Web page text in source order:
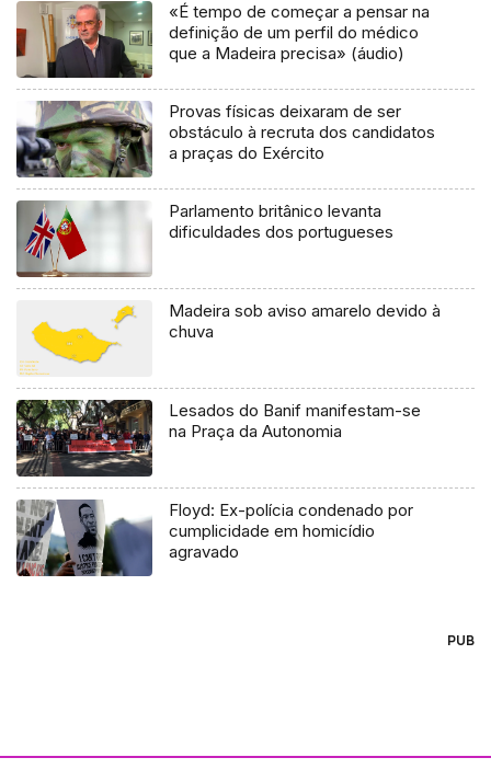
«É tempo de começar a pensar na
definição de um perfil do médico
que a Madeira precisa» (áudio)
Provas físicas deixaram de ser
obstáculo à recruta dos candidatos
a praças do Exército
Parlamento britânico levanta
dificuldades dos portugueses
Madeira sob aviso amarelo devido à
chuva
Lesados do Banif manifestam-se
na Praça da Autonomia
Floyd: Ex-polícia condenado por
cumplicidade em homicídio
agravado
PUB